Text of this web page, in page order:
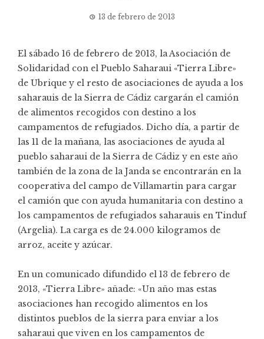
13 de febrero de 2013
El sábado 16 de febrero de 2013, la Asociación de
Solidaridad con el Pueblo Saharaui «Tierra Libre»
de Ubrique y el resto de asociaciones de ayuda a los
saharauis de la Sierra de Cádiz cargarán el camión
de alimentos recogidos con destino a los
campamentos de refugiados. Dicho día, a partir de
las 11 de la mañana, las asociaciones de ayuda al
pueblo saharaui de la Sierra de Cádiz y en este año
también de la zona de la Janda se encontrarán en la
cooperativa del campo de Villamartin para cargar
el camión que con ayuda humanitaria con destino a
los campamentos de refugiados saharauis en Tinduf
(Argelia). La carga es de 24.000 kilogramos de
arroz, aceite y azúcar.
En un comunicado difundido el 13 de febrero de
2013, «Tierra Libre» añade: «Un año mas estas
asociaciones han recogido alimentos en los
distintos pueblos de la sierra para enviar a los
saharaui que viven en los campamentos de